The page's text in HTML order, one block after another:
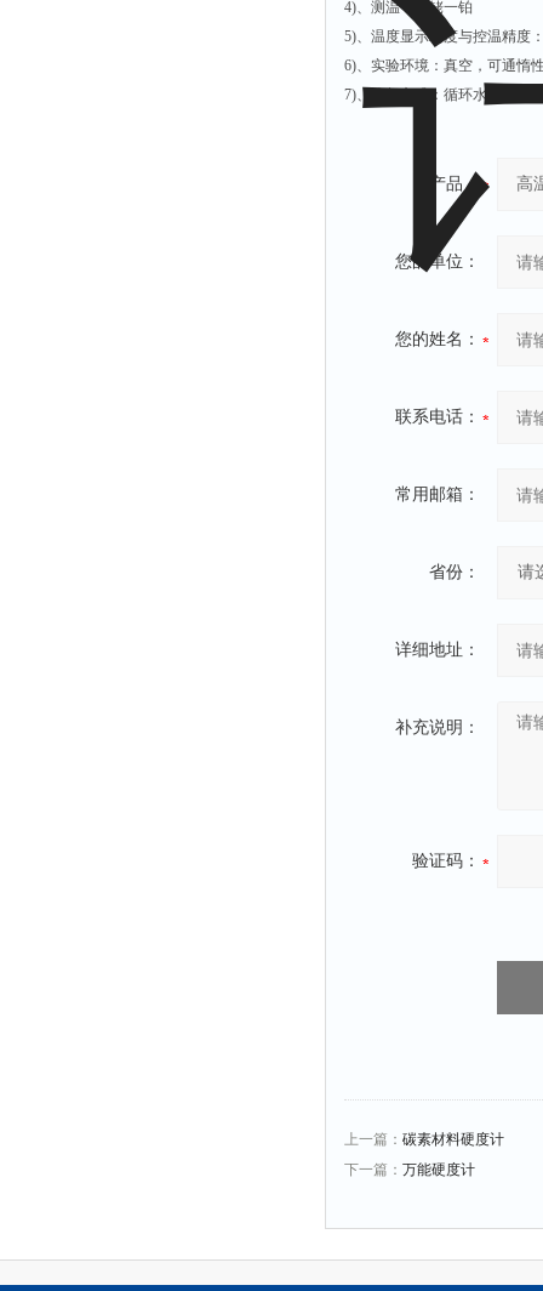
4)、测温：铂铑一铂
5)、温度显示精度与控温精度
6)、实验环境：真空，可通惰
7)、冷却方式：循环水冷
产品：
您的单位：
您的姓名：
联系电话：
常用邮箱：
省份：
详细地址：
补充说明：
验证码：
上一篇： 碳素材料硬度计
下一篇： 万能硬度计